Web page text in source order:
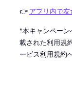
👉 アプリ内で
*本キャンペー
載された利用規
ービス利用規約